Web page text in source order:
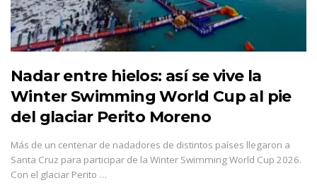
Nadar entre hielos: así se vive la
Winter Swimming World Cup al pie
del glaciar Perito Moreno
Más de un centenar de nadadores de distintos países llegaron a
Santa Cruz para participar de la Winter Swimming World Cup 2026.
Con el glaciar Perito …